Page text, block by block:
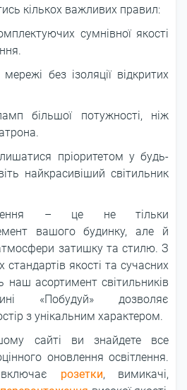
кількох важливих правил:
сумнівної якості
без ізоляції відкритих
більшої потужності, ніж
пріоритетом у будь-
найкрасивіший світильник
– це не тільки
вашого будинку, але й
затишку та стилю. З
якості та сучасних
наш асортимент світильників
«Побудуй» дозволяє
з унікальним характером.
сайті ви знайдете все
оновлення освітлення.
розетки, вимикачі,